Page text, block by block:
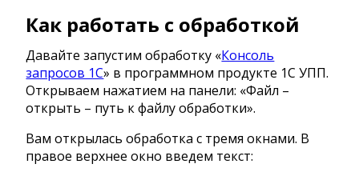
Как работать с обработкой
Давайте запустим обработку «Консоль
запросов 1С» в программном продукте 1C УПП.
Открываем нажатием на панели: «Файл –
открыть – путь к файлу обработки».
Вам открылась обработка с тремя окнами. В
правое верхнее окно введем текст: